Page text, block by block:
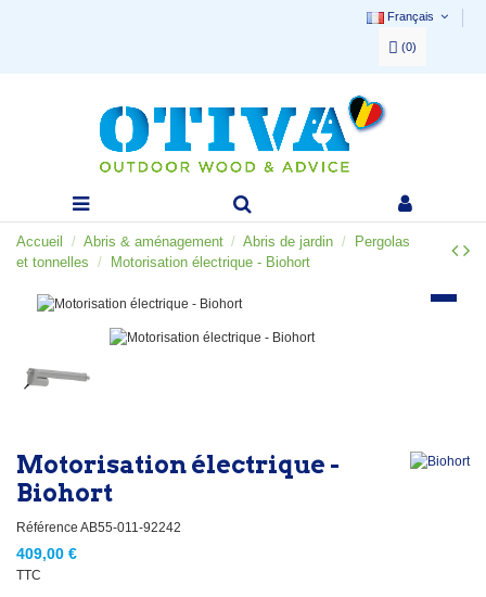
Français
(0)
Accueil Abris & aménagement Abris de jardin
Pergolas
et tonnelles
Motorisation électrique - Biohort
Motorisation électrique -
Biohort
Référence AB55-011-92242
409,00 €
TTC